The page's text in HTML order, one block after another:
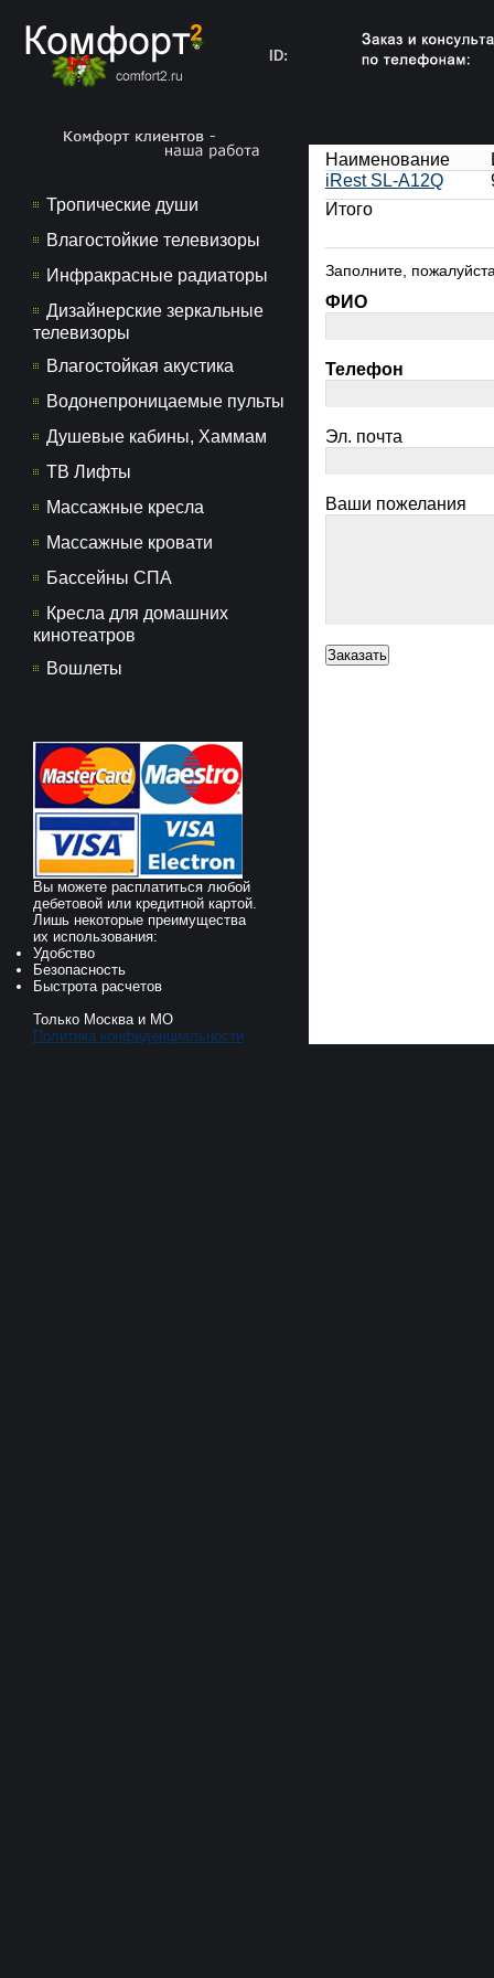
ID:
Тропические души
Влагостойкие телевизоры
Инфракрасные радиаторы
Дизайнерские зеркальные
телевизоры
Влагостойкая акустика
Водонепроницаемые пульты
Душевые кабины, Хаммам
ТВ Лифты
Массажные кресла
Массажные кровати
Бассейны СПА
Кресла для домашних
кинотеатров
Вошлеты
Вы можете расплатиться любой
дебетовой или кредитной картой.
Лишь некоторые преимущества
их использования:
Удобство
Безопасность
Быстрота расчетов
Только Москва и МО
Политика конфиденциальности
Наименование
iRest SL-A12Q
Итого
Заполните,
ФИО
Телефон
Эл. почта
Ваши пожелания